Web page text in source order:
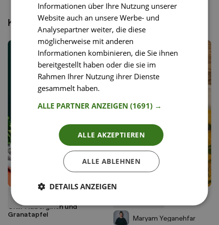
Könnte dir auch gefallen
Liken
Speichern
Kurkuma-Blumenkohlreis mit
Chili-Auberginen und
Granatapfel
Speichern
Maryam Yeganehfar
Informationen über Ihre Nutzung unserer
Website auch an unsere Werbe- und
Analysepartner weiter, die diese
möglicherweise mit anderen
Informationen kombinieren, die Sie ihnen
bereitgestellt haben oder die sie im
Rahmen Ihrer Nutzung ihrer Dienste
gesammelt haben.
ALLE PARTNER ANZEIGEN(1691) →
ALLE AKZEPTIEREN
ALLE ABLEHNEN
DETAILS ANZEIGEN